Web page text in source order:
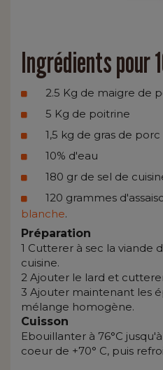
Ingrédients pour
2.5 Kg de maigre de
5 Kg de poitrine
1,5 kg de gras de porc
10% d'eau
180 gr de sel de
120 grammes
blanche.
Préparation
1 Cutterer à sec la viande
cuisine.
2 Ajouter le lard et
3 Ajouter maintenant les
mélange homogène.
Cuisson
Ebouillanter à 76°C
coeur de +70° C, puis